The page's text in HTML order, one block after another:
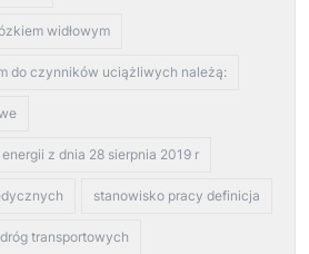
widłowym
do czynników uciążliwych należą:
z dnia 28 sierpnia 2019 r
stanowisko pracy definicja
transportowych